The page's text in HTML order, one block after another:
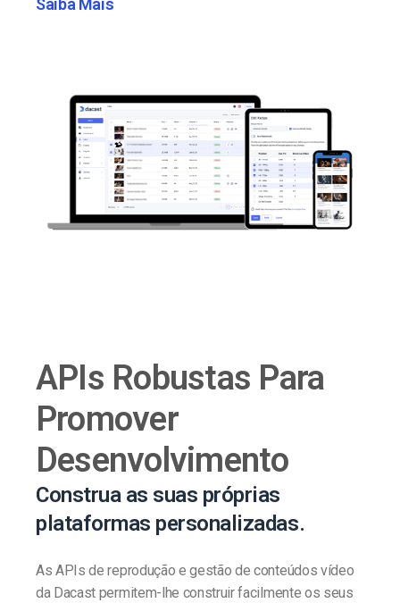
Saiba Mais
APIs Robustas Para
Promover
Desenvolvimento
Construa as suas próprias
plataformas personalizadas.
As APIs de reprodução e gestão de conteúdos vídeo
da Dacast permitem-lhe construir facilmente os seus